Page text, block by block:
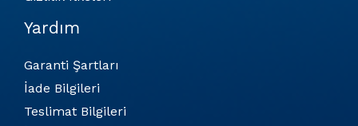
Yardım
Garanti Şartları
İade Bilgileri
Teslimat Bilgileri